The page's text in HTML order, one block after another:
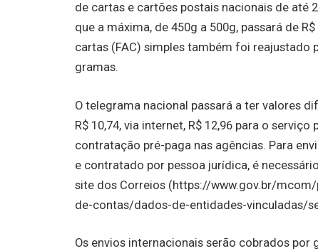
de cartas e cartões postais nacionais de até
que a máxima, de 450g a 500g, passará de
cartas (FAC) simples também foi reajustado
gramas.
O telegrama nacional passará a ter valores
R$ 10,74, via internet, R$ 12,96 para o
contratação pré-paga nas agências. Para
e contratado por pessoa jurídica, é
site dos Correios (https://www.gov.br/
de-contas/dados-de-entidades-vinculadas/
Os envios internacionais serão cobrados por